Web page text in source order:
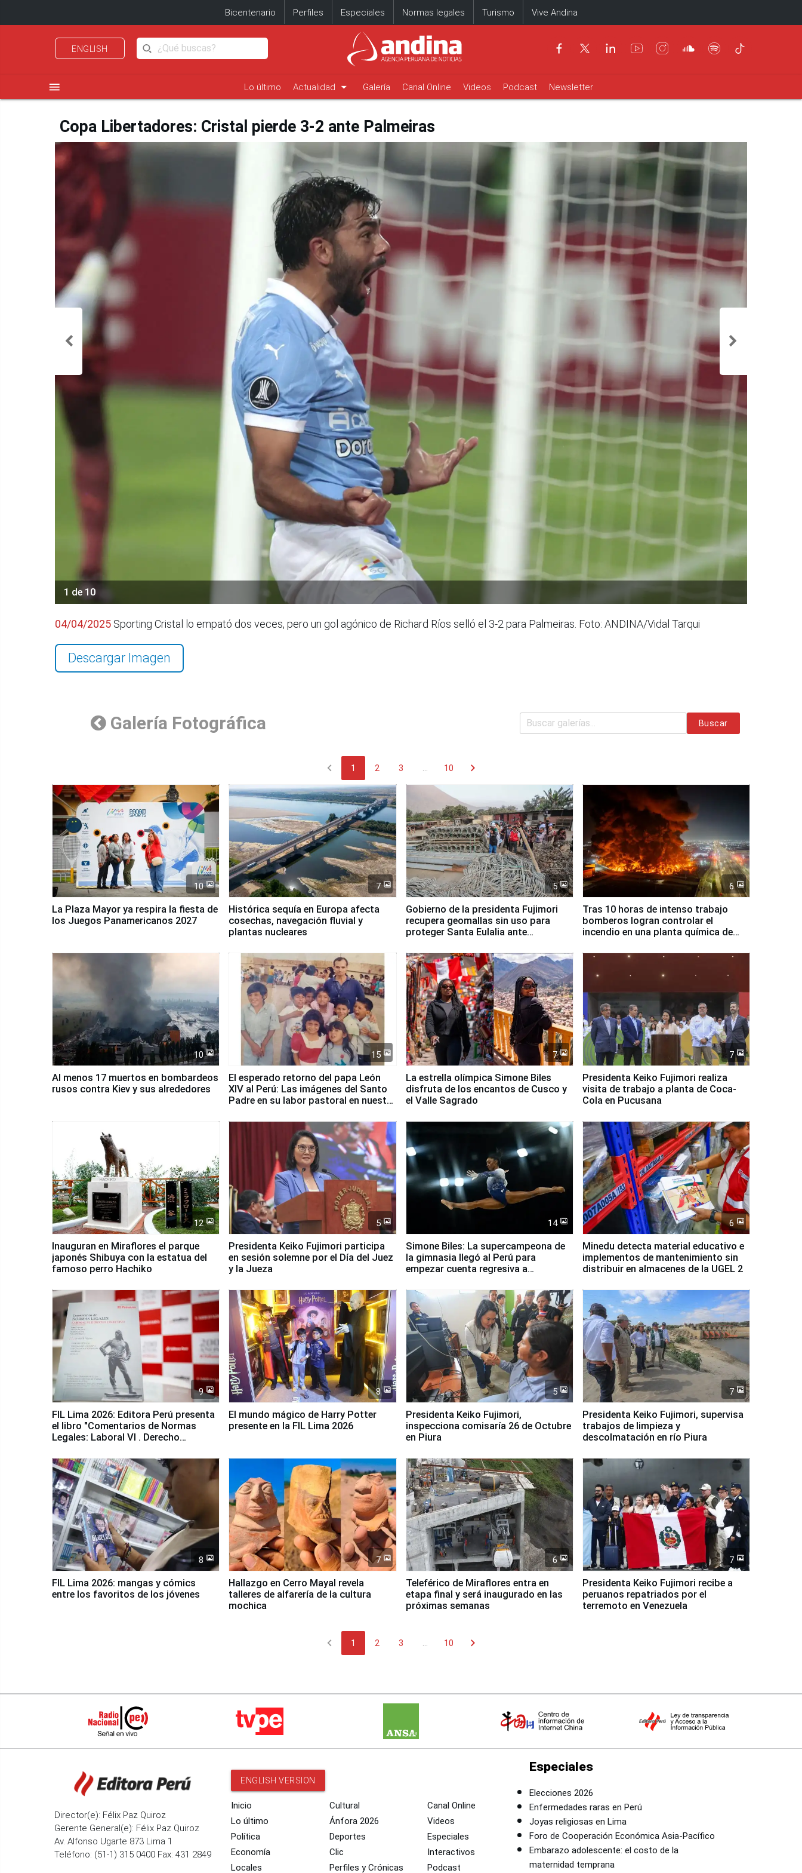
Bicentenario Perfiles Especiales Normas legales Turismo Vive Andina
ENGLISH
menu Lo último Actualidad arrow_drop_down Galería Canal Online Videos Podcast Newsletter
Copa Libertadores: Cristal pierde 3-2 ante Palmeiras
1 de 10
04/04/2025 Sporting Cristal lo empató dos veces, pero un gol agónico de Richard Ríos selló el 3-2 para Palmeiras. Foto: ANDINA/Vidal Tarqui
Descargar Imagen
Galería Fotográfica Buscar
chevron_left 1 2 3 10 chevron_right
10
La Plaza Mayor ya respira la fiesta de
los Juegos Panamericanos 2027
7
Histórica sequía en Europa afecta
cosechas, navegación fluvial y
plantas nucleares
5
Gobierno de la presidenta Fujimori
recupera geomallas sin uso para
proteger Santa Eulalia ante
6
Tras 10 horas de intenso trabajo
bomberos logran controlar el
incendio en una planta química de
10
Al menos 17 muertos en bombardeos
rusos contra Kiev y sus alrededores
15
El esperado retorno del papa León
XIV al Perú: Las imágenes del Santo
Padre en su labor pastoral en nuestro
7
La estrella olímpica Simone Biles
disfruta de los encantos de Cusco y
el Valle Sagrado
7
Presidenta Keiko Fujimori realiza
visita de trabajo a planta de Coca-
Cola en Pucusana
12
Inauguran en Miraflores el parque
japonés Shibuya con la estatua del
famoso perro Hachiko
5
Presidenta Keiko Fujimori participa
en sesión solemne por el Día del Juez
y la Jueza
14
Simone Biles: La supercampeona de
la gimnasia llegó al Perú para
empezar cuenta regresiva a
6
Minedu detecta material educativo e
implementos de mantenimiento sin
distribuir en almacenes de la UGEL 2
9
FIL Lima 2026: Editora Perú presenta
el libro "Comentarios de Normas
Legales: Laboral Vl . Derecho
8
El mundo mágico de Harry Potter
presente en la FIL Lima 2026
5
Presidenta Keiko Fujimori,
inspecciona comisaría 26 de Octubre
en Piura
7
Presidenta Keiko Fujimori, supervisa
trabajos de limpieza y
descolmatación en río Piura
8
FIL Lima 2026: mangas y cómics
entre los favoritos de los jóvenes
7
Hallazgo en Cerro Mayal revela
talleres de alfarería de la cultura
mochica
6
Teleférico de Miraflores entra en
etapa final y será inaugurado en las
próximas semanas
7
Presidenta Keiko Fujimori recibe a
peruanos repatriados por el
terremoto en Venezuela
chevron_left 1 2 3 10 chevron_right
Director(e): Félix Paz Quiroz
Gerente General(e): Félix Paz Quiroz
Av. Alfonso Ugarte 873 Lima 1
Teléfono: (51-1) 315 0400 Fax: 431 2849
ENGLISH VERSION
Inicio
Lo último
Política
Economía
Locales
Cultural
Ánfora 2026
Deportes
Clic
Perfiles y Crónicas
Canal Online
Videos
Especiales
Interactivos
Podcast
Especiales
Elecciones 2026
Enfermedades raras en Perú
Joyas religiosas en Lima
Foro de Cooperación Económica Asia-Pacífico
Embarazo adolescente: el costo de la
maternidad temprana